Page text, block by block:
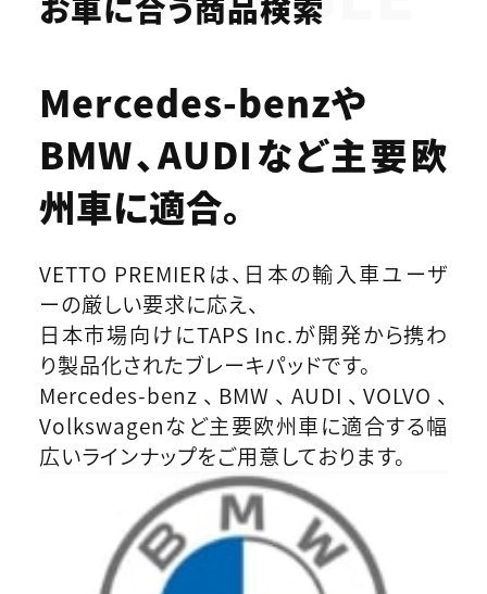
Mercedes-benzや
BMW、AUDIなど主要欧
州車に適合。
VETTO PREMIERは、日本の輸入車ユーザ
ーの厳しい要求に応え、
日本市場向けにTAPS Inc.が開発から携わ
り製品化されたブレーキパッドです。
Mercedes-benz、BMW、AUDI、VOLVO、
Volkswagenなど主要欧州車に適合する幅
広いラインナップをご用意しております。